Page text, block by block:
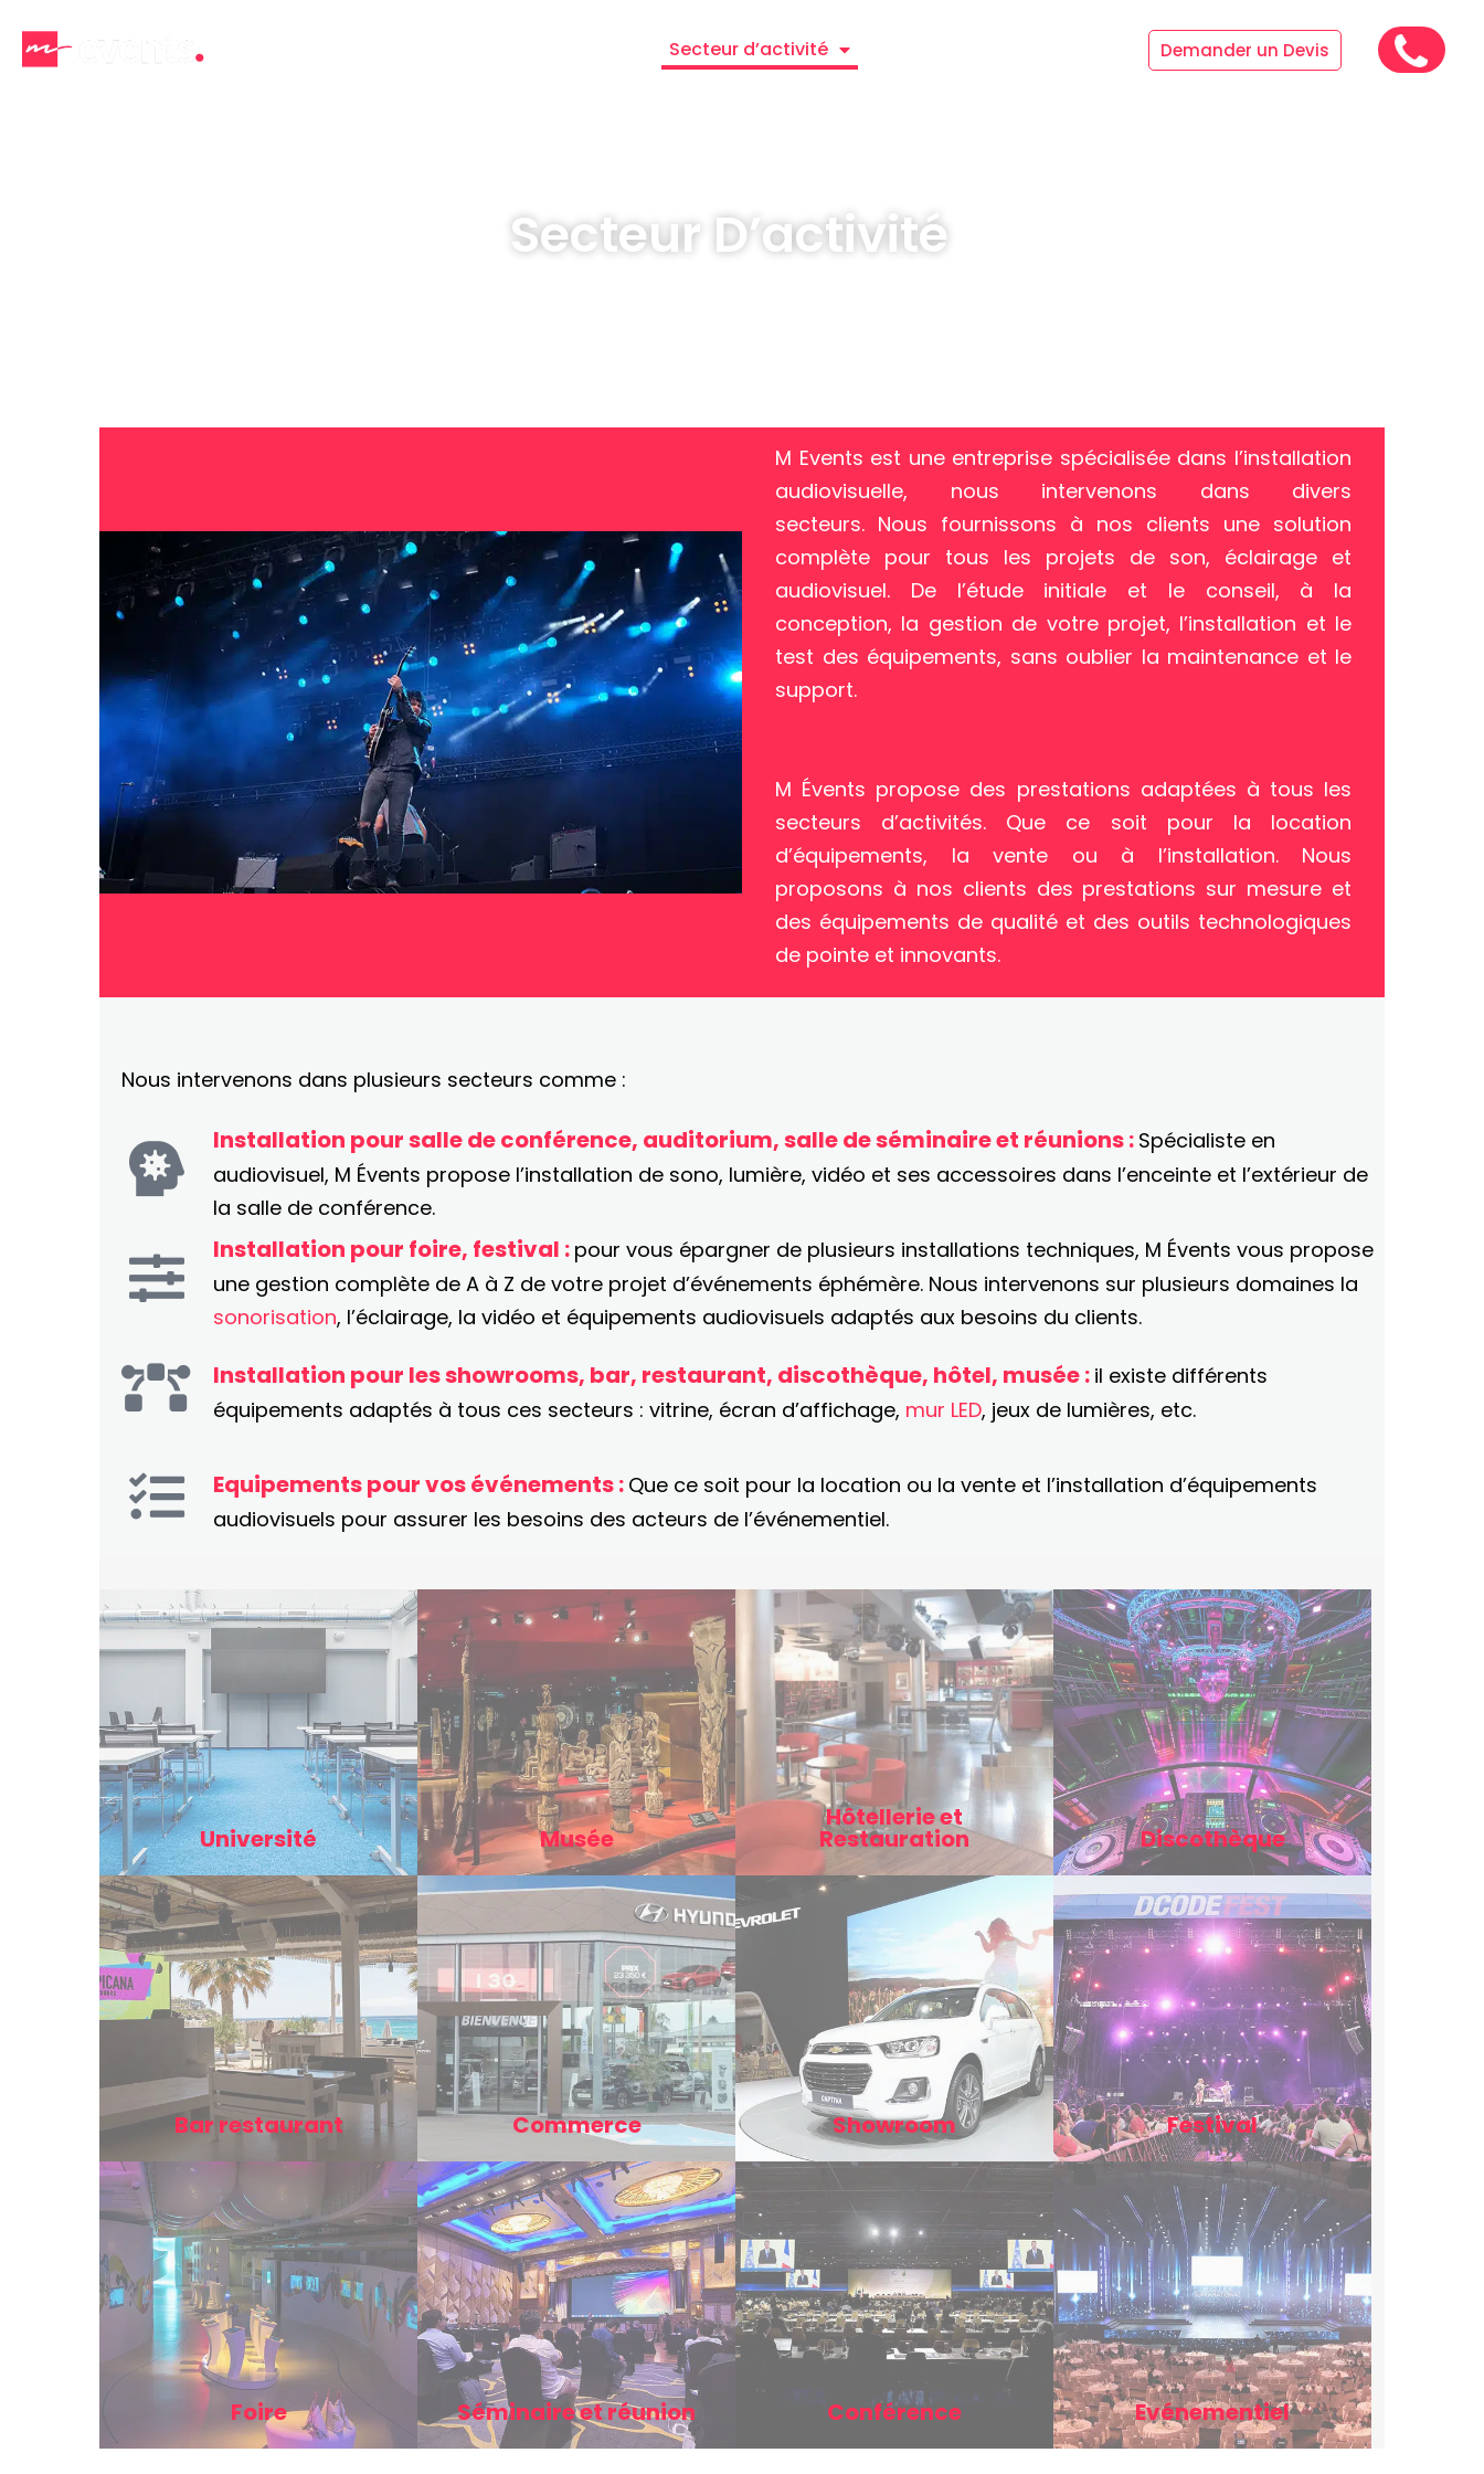
Secteur d’activité Demander un Devis
Secteur D’activité
M Events est une entreprise spécialisée dans l’installation
audiovisuelle, nous intervenons dans divers
secteurs. Nous fournissons à nos clients une solution
complète pour tous les projets de son, éclairage et
audiovisuel. De l’étude initiale et le conseil, à la
conception, la gestion de votre projet, l’installation et le
test des équipements, sans oublier la maintenance et le
support.
M Évents propose des prestations adaptées à tous les
secteurs d’activités. Que ce soit pour la location
d’équipements, la vente ou à l’installation. Nous
proposons à nos clients des prestations sur mesure et
des équipements de qualité et des outils technologiques
de pointe et innovants.
Nous intervenons dans plusieurs secteurs comme :
Installation pour salle de conférence, auditorium, salle de séminaire et réunions : Spécialiste en
audiovisuel, M Évents propose l’installation de sono, lumière, vidéo et ses accessoires dans l’enceinte et l’extérieur de
la salle de conférence.
Installation pour foire, festival : pour vous épargner de plusieurs installations techniques, M Évents vous propose
une gestion complète de A à Z de votre projet d’événements éphémère. Nous intervenons sur plusieurs domaines la
sonorisation, l’éclairage, la vidéo et équipements audiovisuels adaptés aux besoins du clients.
Installation pour les showrooms, bar, restaurant, discothèque, hôtel, musée : il existe différents
équipements adaptés à tous ces secteurs : vitrine, écran d’affichage, mur LED, jeux de lumières, etc.
Equipements pour vos événements : Que ce soit pour la location ou la vente et l’installation d’équipements
audiovisuels pour assurer les besoins des acteurs de l’événementiel.
Université Musée
Hôtellerie et
Restauration Discothèque
Bar restaurant Commerce Showroom Festival
Foire Séminaire et réunion Conférence Evénementiel